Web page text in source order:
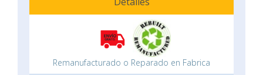
Remanufacturado o Reparado en Fabrica